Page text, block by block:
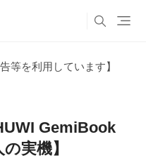
等を利用しています】
GemiBook
実機】